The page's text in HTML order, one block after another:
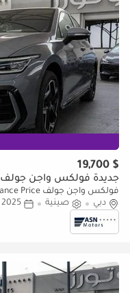
$ 19,700
جديدة فولكس واجن جولف
فولكس واجن جولف R-Line Silver Pack 1.5 Turbo 2025 (Clearance Price)
دبي
صينية 2025